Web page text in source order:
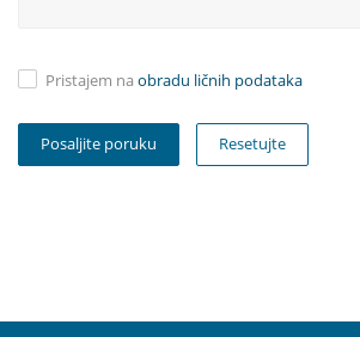
Pristajem na obradu ličnih podataka
Resetujte